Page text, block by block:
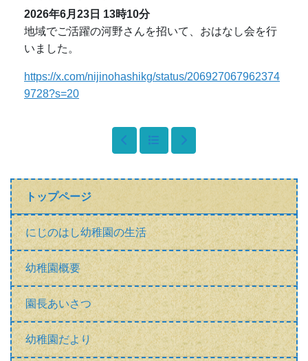
トップページ
にじのはし幼稚園の生活
幼稚園概要
園長あいさつ
幼稚園だより
2026年6月23日 13時10分
地域でご活躍の河野さんを招いて、おはなし会を行
いました。
https://x.com/nijinohashikg/status/206927067962374
9728?s=20